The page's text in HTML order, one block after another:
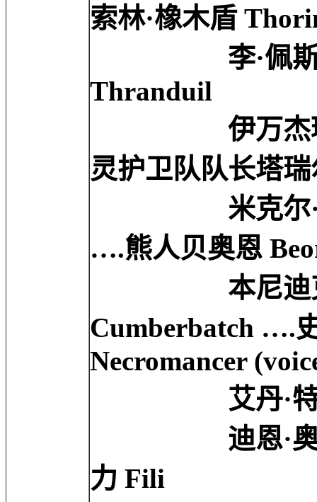
索林·橡木盾
李·佩斯 Lee
Thranduil
伊万杰琳·莉
灵护卫队队长塔
米克尔·佩斯
….熊人贝奥恩
本尼迪克特·
Cumberbatch ….
Necromancer
艾丹·特纳
迪恩·奥戈尔
力 Fili